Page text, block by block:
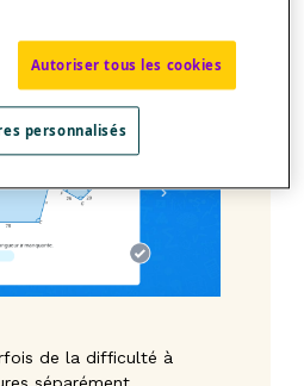
les angles
alignés.
de la difficulté à
séparément
Autoriser tous les cookies
personnalisés